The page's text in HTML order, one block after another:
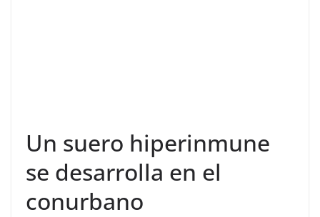
Un suero hiperinmune
se desarrolla en el
conurbano